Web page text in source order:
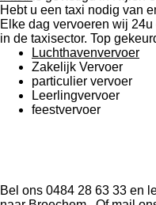
Hebt u een taxi nodig van
Elke dag vervoeren wij
in de taxisector. Top
Luchthavenvervoer
Zakelijk Vervoer
particulier vervoer
Leerlingvervoer
feestvervoer
Bel ons 0484 28 63 33 en